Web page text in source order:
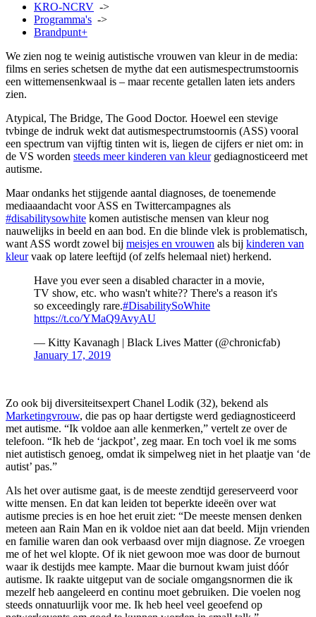
KRO-NCRV ->
Programma's ->
Brandpunt+
We zien nog te weinig autistische vrouwen van kleur in de media:
films en series schetsen de mythe dat een autismespectrumstoornis
een wittemensenkwaal is – maar recente getallen laten iets anders
zien.
Atypical, The Bridge, The Good Doctor. Hoewel een stevige
tvbinge de indruk wekt dat autismespectrumstoornis (ASS) vooral
een spectrum van vijftig tinten wit is, liegen de cijfers er niet om: in
de VS worden steeds meer kinderen van kleurgediagnosticeerd met
autisme.
Maar ondanks het stijgende aantal diagnoses, de toenemende
mediaaandacht voor ASS en Twittercampagnes als
#disabilitysowhite komen autistische mensen van kleur nog
nauwelijks in beeld en aan bod. En die blinde vlek is problematisch,
want ASS wordt zowel bij meisjes en vrouwen als bij kinderen van
kleurvaak op latere leeftijd (of zelfs helemaal niet) herkend.
Have you ever seen a disabled character in a movie,
TV show, etc. who wasn't white?? There's a reason it's
so exceedingly rare.#DisabilitySoWhite
https://t.co/YMaQ9AvyAU
— Kitty Kavanagh | Black Lives Matter (@chronicfab)
January 17, 2019
Zo ook bij diversiteitsexpert Chanel Lodik (32), bekend als
Marketingvrouw, die pas op haar dertigste werd gediagnosticeerd
met autisme. “Ik voldoe aan alle kenmerken,” vertelt ze over de
telefoon. “Ik heb de ‘jackpot’, zeg maar. En toch voel ik me soms
niet autistisch genoeg, omdat ik simpelweg niet in het plaatje van ‘de
autist’ pas.”
Als het over autisme gaat, is de meeste zendtijd gereserveerd voor
witte mensen. En dat kan leiden tot beperkte ideeën over wat
autisme precies is en hoe het eruit ziet: “De meeste mensen denken
meteen aan Rain Man en ik voldoe niet aan dat beeld. Mijn vrienden
en familie waren dan ook verbaasd over mijn diagnose. Ze vroegen
me of het wel klopte. Of ik niet gewoon moe was door de burnout
waar ik destijds mee kampte. Maar die burnout kwam juist dóór
autisme. Ik raakte uitgeput van de sociale omgangsnormen die ik
mezelf heb aangeleerd en continu moet gebruiken. Die voelen nog
steeds onnatuurlijk voor me. Ik heb heel veel geoefend op